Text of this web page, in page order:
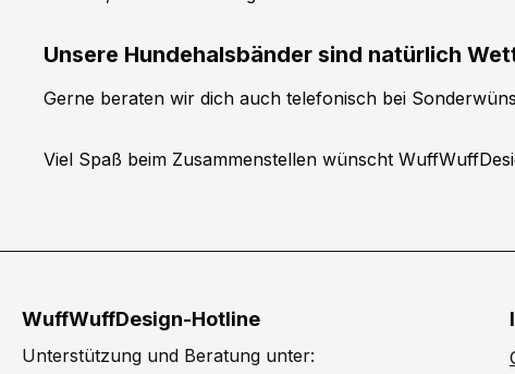
Unsere Hundehalsbänder sind natürlich
Gerne beraten wir dich auch telefonisch bei
Viel Spaß beim Zusammenstellen wünscht
WuffWuffDesign-Hotline
Unterstützung und Beratung unter: